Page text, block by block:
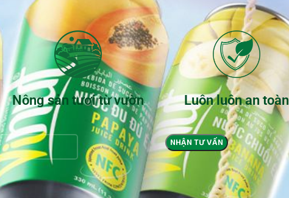
Nông sản tươi từ vườn Luôn luôn an toàn